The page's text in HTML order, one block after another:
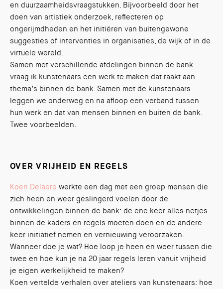
en duurzaamheidsvraagstukken. Bijvoorbeeld door het
doen van artistiek onderzoek, reflecteren op
ongerijmdheden en het initiëren van buitengewone
suggesties of interventies in organisaties, de wijk of in de
virtuele wereld.
Samen met verschillende afdelingen binnen de bank
vraag ik kunstenaars een werk te maken dat raakt aan
thema’s binnen de bank. Samen met de kunstenaars
leggen we onderweg en na afloop een verband tussen
hun werk en dat van mensen binnen en buiten de bank.
Twee voorbeelden.
OVER VRIJHEID EN REGELS
Koen Delaere werkte een dag met een groep mensen die
zich heen en weer geslingerd voelen door de
ontwikkelingen binnen de bank: de ene keer alles netjes
binnen de kaders en regels moeten doen en de andere
keer initiatief nemen en vernieuwing veroorzaken.
Wanneer doe je wat? Hoe loop je heen en weer tussen die
twee en hoe kun je na 20 jaar regels leren vanuit vrijheid
je eigen werkelijkheid te maken?
Koen vertelde verhalen over ateliers van kunstenaars: hoe